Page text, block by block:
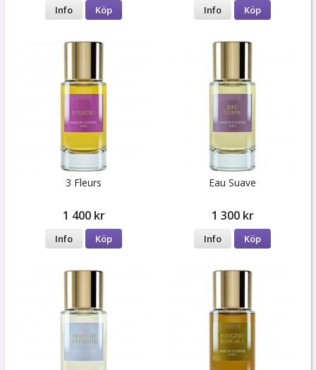
Info Köp Info Köp
3 Fleurs
1 400 kr
Info Köp
Eau Suave
1 300 kr
Info Köp